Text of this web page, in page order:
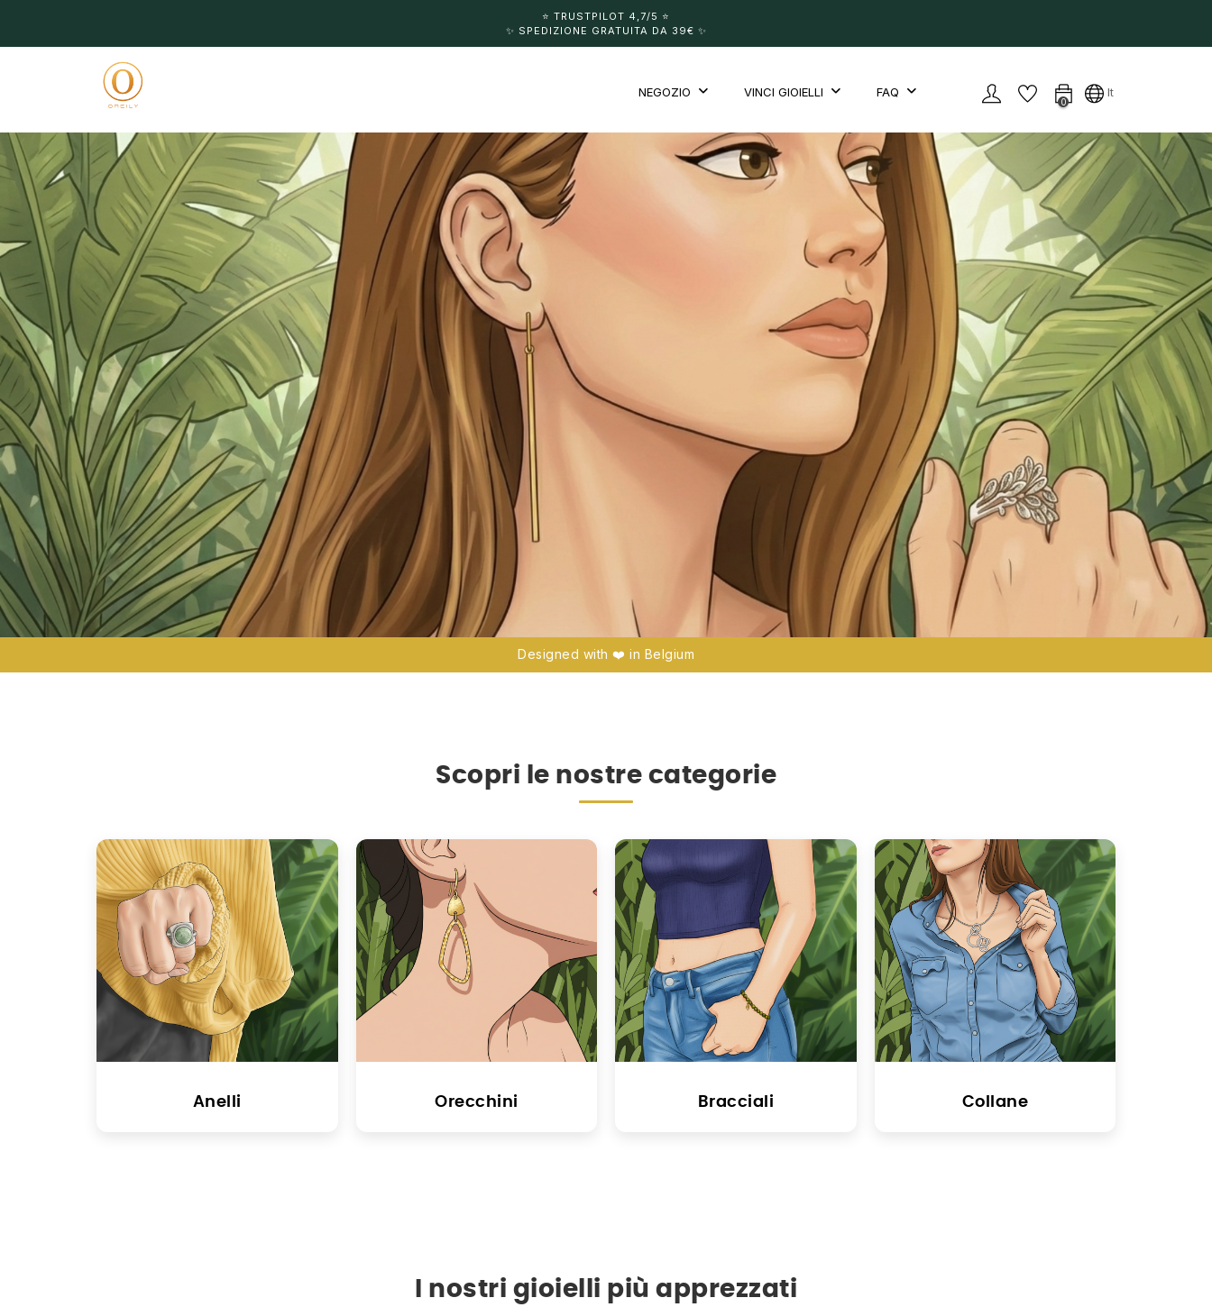
⭐️ TRUSTPILOT 4,7/5 ⭐️
✨ SPEDIZIONE GRATUITA DA 39€ ✨
NEGOZIO VINCI GIOIELLI FAQ
0
It
Designed with ❤️ in Belgium
Scopri le nostre categorie
Anelli Orecchini Bracciali Collane
I nostri gioielli più apprezzati